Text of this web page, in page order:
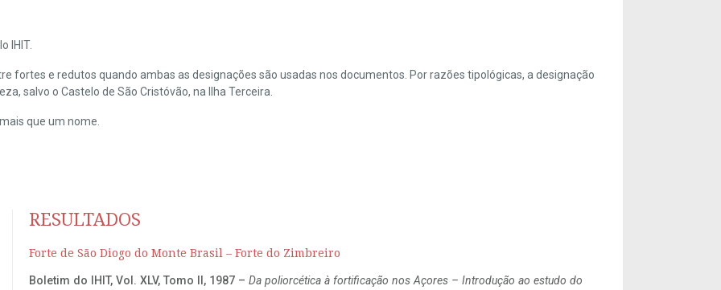
IHIT.
fortes e redutos quando ambas as designações são usadas nos documentos. Por razões tipológicas, a designação
salvo o Castelo de São Cristóvão, na Ilha Terceira.
que um nome.
RESULTADOS
Forte de São Diogo do Monte Brasil – Forte do Zimbreiro
Boletim do IHIT, Vol. XLV, Tomo II, 1987 – Da poliorcética à fortificação nos Açores – Introdução ao estudo do